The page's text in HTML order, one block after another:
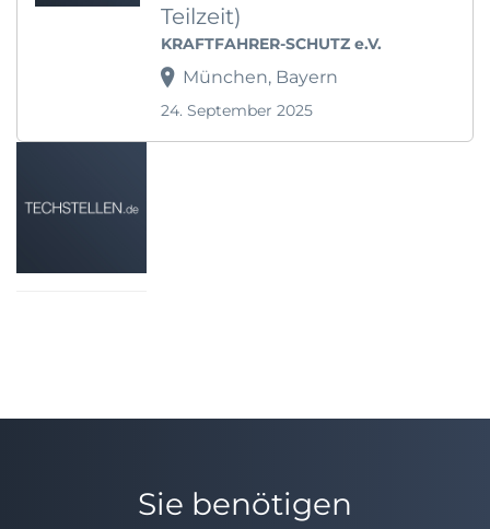
Teilzeit)
KRAFTFAHRER-SCHUTZ e.V.
München, Bayern
24. September 2025
Sie benötigen